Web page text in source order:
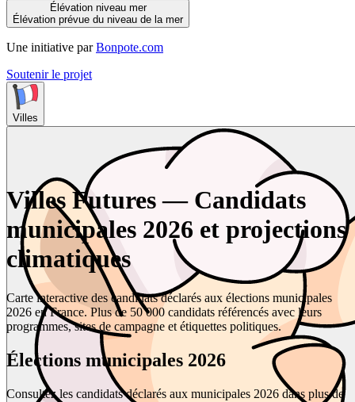
Élévation niveau mer
Élévation prévue du niveau de la mer
Une initiative par Bonpote.com
Soutenir le projet
Villes
Villes Futures — Candidats
municipales 2026 et projections
climatiques
Carte interactive des candidats déclarés aux élections municipales
2026 en France. Plus de 50 000 candidats référencés avec leurs
programmes, sites de campagne et étiquettes politiques.
Élections municipales 2026
Consultez les candidats déclarés aux municipales 2026 dans plus de